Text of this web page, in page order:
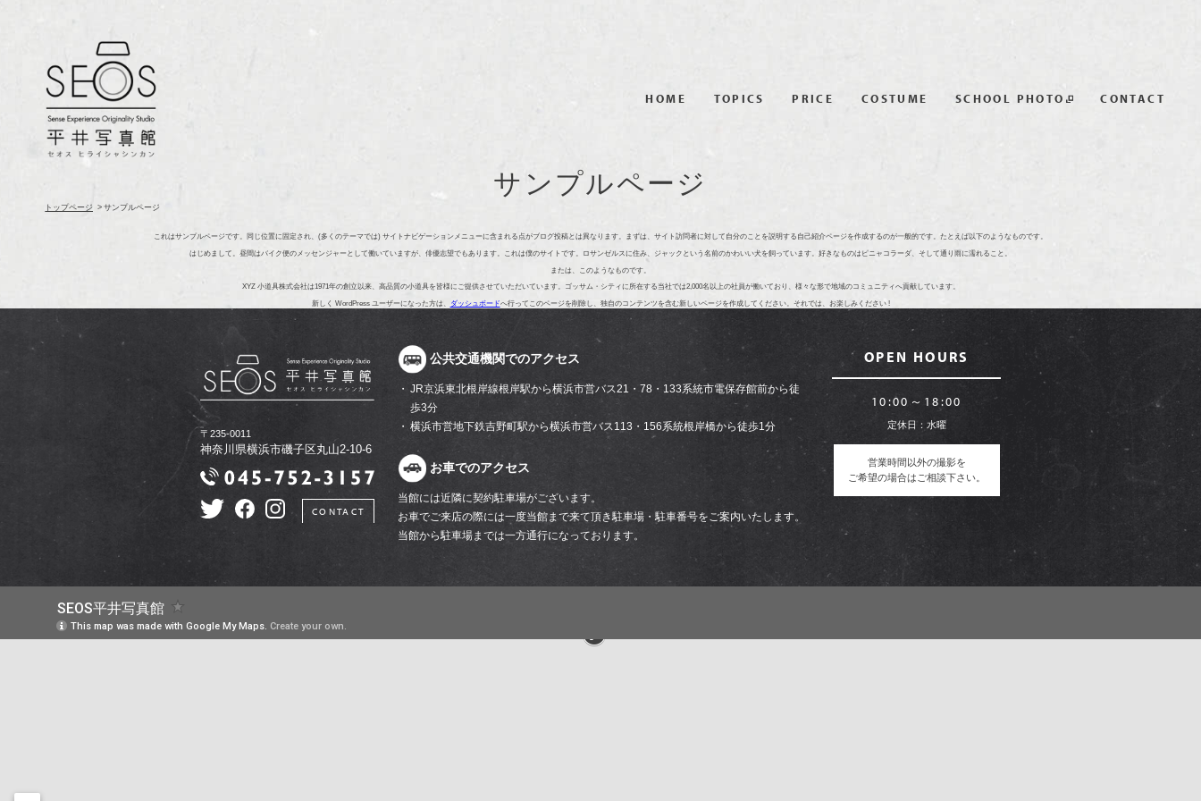
HOME TOPICS PRICE COSTUME SCHOOL PHOTO CONTACT
サンプルページ
トップページ サンプルページ
これはサンプルページです。同じ位置に固定され、(多くのテーマでは) サイトナビゲーションメニューに含まれる点がブログ投稿とは異なります。まずは、サイト訪問者に対して自分のことを説明する自己紹介ページを作成するのが一般的です。たとえば以下のようなものです。
はじめまして。昼間はバイク便のメッセンジャーとして働いていますが、俳優志望でもあります。これは僕のサイトです。ロサンゼルスに住み、ジャックという名前のかわいい犬を飼っています。好きなものはピニャコラーダ、そして通り雨に濡れること。
または、このようなものです。
XYZ 小道具株式会社は1971年の創立以来、高品質の小道具を皆様にご提供させていただいています。ゴッサム・シティに所在する当社では2,000名以上の社員が働いており、様々な形で地域のコミュニティへ貢献しています。
新しく WordPress ユーザーになった方は、 ダッシュボードへ行ってこのページを削除し、独自のコンテンツを含む新しいページを作成してください。それでは、お楽しみください !
〒235-0011
神奈川県横浜市磯子区丸山2-10-6
CONTACT
公共交通機関でのアクセス
JR京浜東北根岸線根岸駅から横浜市営バス21・78・133系統市電保存館前から徒
歩3分
横浜市営地下鉄吉野町駅から横浜市営バス113・156系統根岸橋から徒歩1分
お車でのアクセス
当館には近隣に契約駐車場がございます。
お車でご来店の際には一度当館まで来て頂き駐車場・駐車番号をご案内いたします。
当館から駐車場までは一方通行になっております。
OPEN HOURS
10:00～18:00
定休日：水曜
営業時間以外の撮影を
ご希望の場合はご相談下さい。